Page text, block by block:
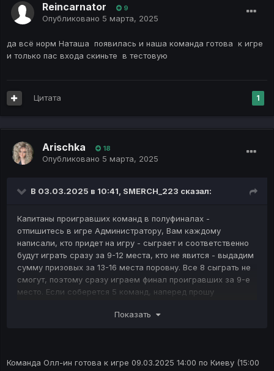
Reincarnator 9
Опубликовано 5 марта, 2025
да всё норм Наташа появилась и наша команда готова к игре
и только пас входа скиньте в тестовую
1
Цитата
Arischka 18
Опубликовано 5 марта, 2025
В 03.03.2025 в 10:41, SMERCH_223 сказал:
Капитаны проигравших команд в полуфиналах -
отпишитесь в игре Администратору, Вам каждому
написали, кто придет на игру - сыграет и соответственно
будут играть сразу за 9-12 места, кто не явится - выдадим
сумму призовых за 13-16 места поровну. Все 8 сыграть не
смогут, поэтому сразу играем финал проигравших за 9-е
место. Если соберется 5 команд, наперед прошу
меньше всего очков профита в предыдущей игре мы не
Показать
Команда Олл-ин готова к игре 09.03.2025 14:00 по Киеву (15:00